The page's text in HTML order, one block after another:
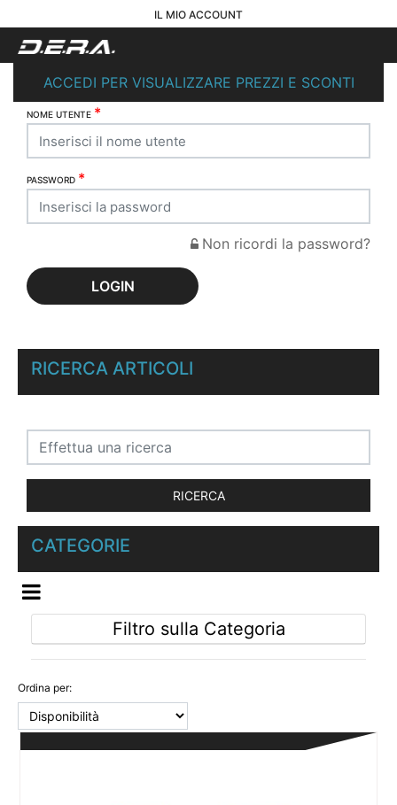
IL MIO ACCOUNT
ACCEDI PER VISUALIZZARE PREZZI E SCONTI
NOME UTENTE *
PASSWORD *
Non ricordi la password?
RICERCA ARTICOLI
CATEGORIE
OPEN MENU
Filtro sulla Categoria
Ordina per: